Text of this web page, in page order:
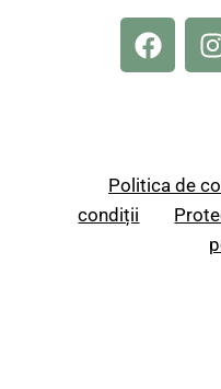
Politica de
condiții